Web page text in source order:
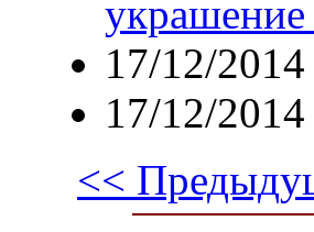
украшение
17/12/
17/12/
<<